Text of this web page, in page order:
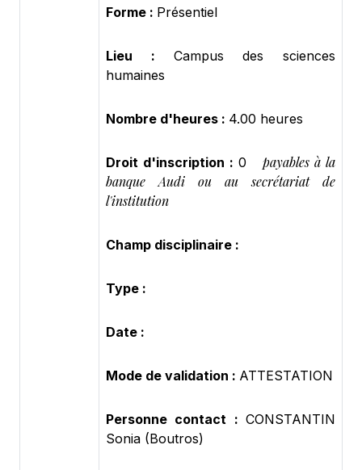
Forme : Présentiel
Lieu : Campus des sciences
humaines
Nombre d'heures : 4.00 heures
Droit d'inscription : 0payables à la
banque Audi ou au secrétariat de
l'institution
Champ disciplinaire :
Type :
Date :
Mode de validation : ATTESTATION
Personne contact : CONSTANTIN
Sonia (Boutros)